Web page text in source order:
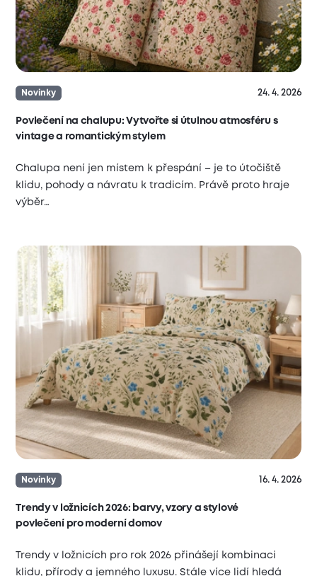
Novinky 24. 4. 2026
Povlečení na chalupu: Vytvořte si útulnou atmosféru s
vintage a romantickým stylem
Chalupa není jen místem k přespání – je to útočiště
klidu, pohody a návratu k tradicím. Právě proto hraje
výběr…
Novinky 16. 4. 2026
Trendy v ložnicích 2026: barvy, vzory a stylové
povlečení pro moderní domov
Trendy v ložnicích pro rok 2026 přinášejí kombinaci
klidu, přírody a jemného luxusu. Stále více lidí hledá